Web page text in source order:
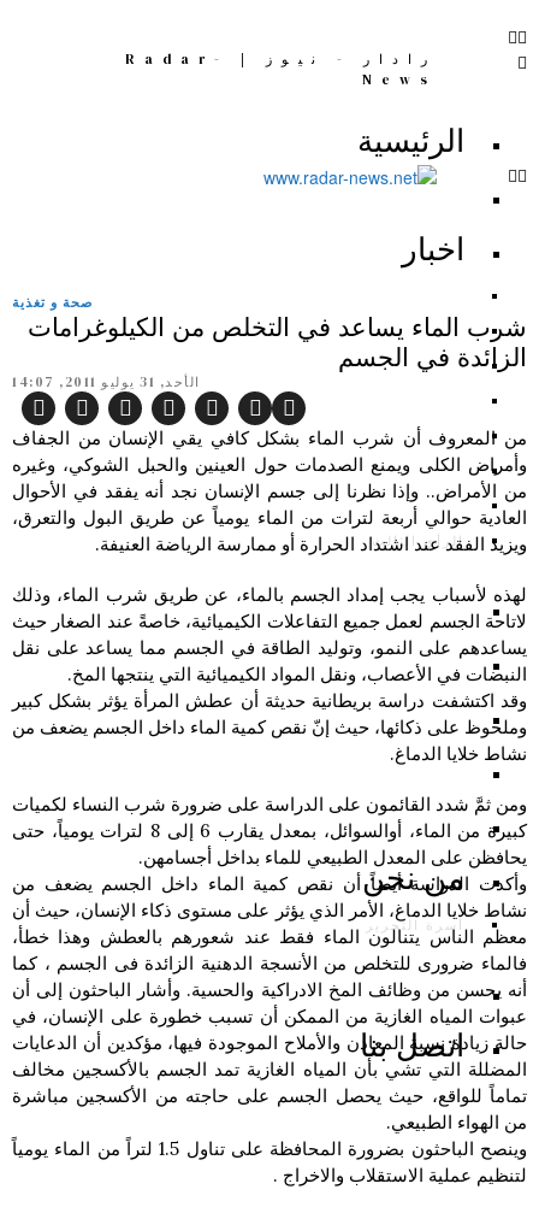
رادار - نيوز | Radar-
News
الرئيسية
اخبار
الرأي الثالث
من نحن
أسرة التحرير
اتصل بنا
صحة و تغذية
شرب الماء يساعد في التخلص من الكيلوغرامات
الزائدة في الجسم
الأحد, 31 يوليو 2011, 14:07
من المعروف أن شرب الماء بشكل كافي يقي الإنسان من الجفاف
وأمراض الكلى ويمنع الصدمات حول العينين والحبل الشوكي، وغيره
من الأمراض.. وإذا نظرنا إلى جسم الإنسان نجد أنه يفقد في الأحوال
العادية حوالي أربعة لترات من الماء يومياً عن طريق البول والتعرق،
ويزيد الفقد عند اشتداد الحرارة أو ممارسة الرياضة العنيفة.
لهذه لأسباب يجب إمداد الجسم بالماء، عن طريق شرب الماء، وذلك
لاتاحة الجسم لعمل جميع التفاعلات الكيميائية، خاصةً عند الصغار حيث
يساعدهم على النمو، وتوليد الطاقة في الجسم مما يساعد على نقل
النبضات في الأعصاب، ونقل المواد الكيميائية التي ينتجها المخ.
وقد اكتشفت دراسة بريطانية حديثة أن عطش المرأة يؤثر بشكل كبير
وملحوظ على ذكائها، حيث إنّ نقص كمية الماء داخل الجسم يضعف من
نشاط خلايا الدماغ.
ومن ثمَّ شدد القائمون على الدراسة على ضرورة شرب النساء لكميات
كبيرة من الماء، أوالسوائل، بمعدل يقارب 6 إلى 8 لترات يومياً، حتى
يحافظن على المعدل الطبيعي للماء بداخل أجسامهن.
وأكدت الدراسة أيضاً أن نقص كمية الماء داخل الجسم يضعف من
نشاط خلايا الدماغ، الأمر الذي يؤثر على مستوى ذكاء الإنسان، حيث أن
معظم الناس يتنالون الماء فقط عند شعورهم بالعطش وهذا خطأ،
فالماء ضرورى للتخلص من الأنسجة الدهنية الزائدة فى الجسم ، كما
أنه يحسن من وظائف المخ الادراكية والحسية. وأشار الباحثون إلى أن
عبوات المياه الغازية من الممكن أن تسبب خطورة على الإنسان، في
حالة زيادة نسبة المعادن والأملاح الموجودة فيها، مؤكدين أن الدعايات
المضللة التي تشي بأن المياه الغازية تمد الجسم بالأكسجين مخالف
تماماً للواقع، حيث يحصل الجسم على حاجته من الأكسجين مباشرة
من الهواء الطبيعي.
وينصح الباحثون بضرورة المحافظة على تناول 1.5 لتراً من الماء يومياً
لتنظيم عملية الاستقلاب والاخراج .